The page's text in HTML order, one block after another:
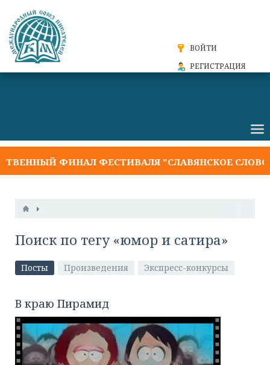
ВОЙТИ
РЕГИСТРАЦИЯ
ФИНАЛ ФЕСТИВАЛЯ "СЛАВЯНСКОЕ СЛОВО
Поиск по тегу «юмор и сатира»
Посты Произведения Экспресс-конкурсы
В краю Пирамид